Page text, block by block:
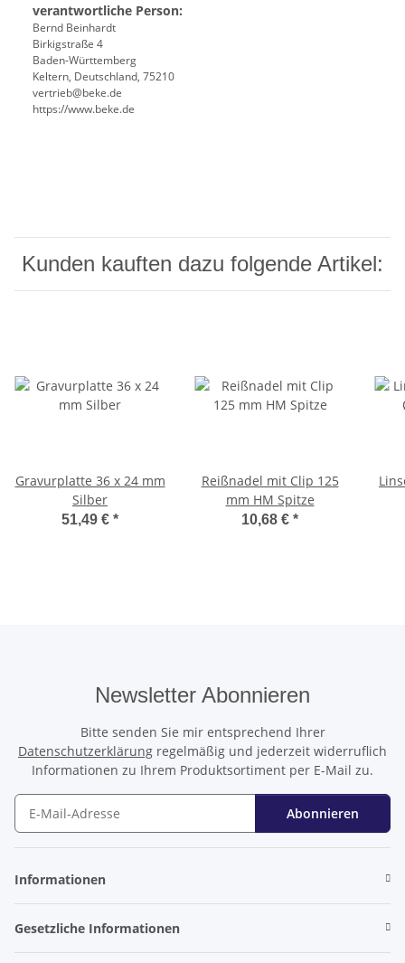
verantwortliche Person:
Bernd Beinhardt
Birkigstraße 4
Baden-Württemberg
Keltern, Deutschland, 75210
vertrieb@beke.de
https://www.beke.de
Kunden kauften dazu folgende Artikel:
Gravurplatte 36 x 24 mm
Silber
51,49 € *
Reißnadel mit Clip 125
mm HM Spitze
10,68 € *
Newsletter Abonnieren
Bitte senden Sie mir entsprechend Ihrer
Datenschutzerklärung regelmäßig und jederzeit widerruflich
Informationen zu Ihrem Produktsortiment per E-Mail zu.
Abonnieren
Informationen
Gesetzliche Informationen